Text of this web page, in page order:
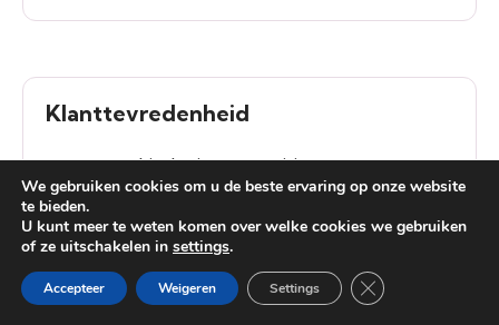
Klanttevredenheid
Onze geschiedenis van positieve
klantbeoordelingen spreekt voor zich.
We gebruiken cookies om u de beste ervaring op onze website
te bieden.
U kunt meer te weten komen over welke cookies we gebruiken
of ze uitschakelen in settings.
Accepteer Weigeren Settings Close GDPR